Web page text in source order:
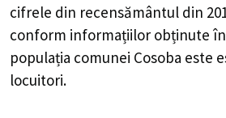
cifrele din recensământul din
conform informațiilor obținute în
populația comunei Cosoba este
locuitori.